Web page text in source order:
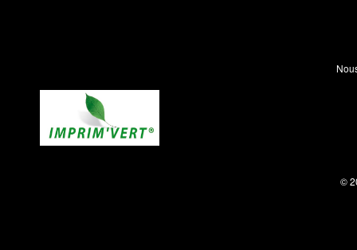
©